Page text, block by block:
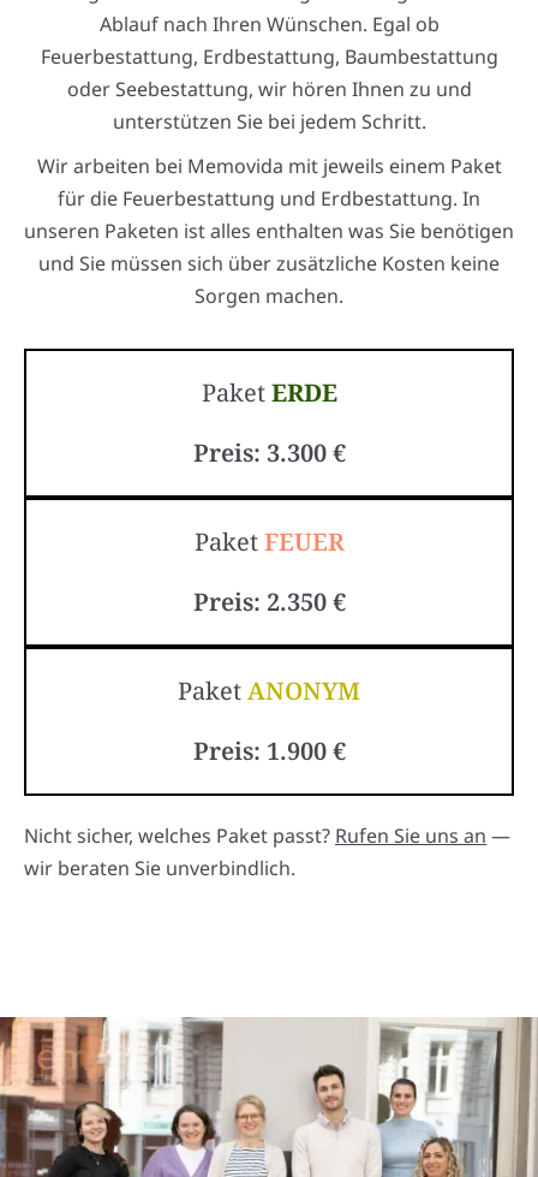
Ablauf nach Ihren Wünschen. Egal ob
Feuerbestattung, Erdbestattung, Baumbestattung
oder Seebestattung, wir hören Ihnen zu und
unterstützen Sie bei jedem Schritt.
Wir arbeiten bei Memovida mit jeweils einem Paket
für die Feuerbestattung und Erdbestattung. In
unseren Paketen ist alles enthalten was Sie benötigen
und Sie müssen sich über zusätzliche Kosten keine
Sorgen machen.
PaketERDE
Preis: 3.300 €
PaketFEUER
Preis: 2.350 €
PaketANONYM
Preis: 1.900 €
Nicht sicher, welches Paket passt? Rufen Sie uns an —
wir beraten Sie unverbindlich.